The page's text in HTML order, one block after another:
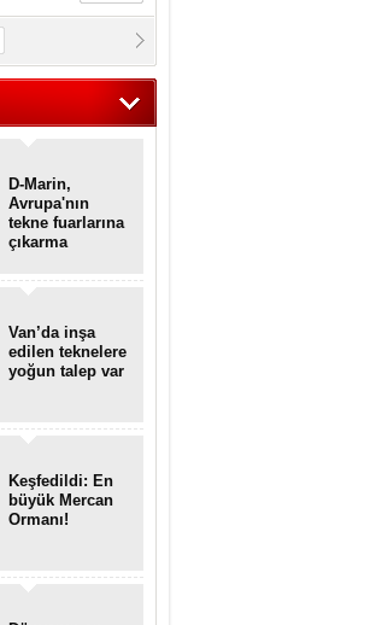
D-Marin,
Avrupa'nın
tekne fuarlarına
çıkarma
Van’da inşa
edilen teknelere
yoğun talep var
Keşfedildi: En
büyük Mercan
Ormanı!